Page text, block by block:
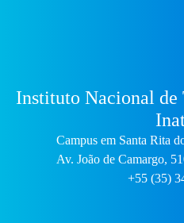
Instituto Nacional de
Campus em Santa Rita
Av. João de Camargo,
+55 (35)